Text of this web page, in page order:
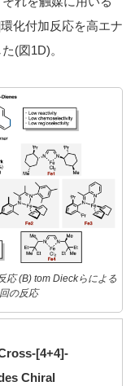
化付加反応を高エナ
(図1D)。
応 (B) tom Dieckらによる
の反応
[4+4]-
Chiral